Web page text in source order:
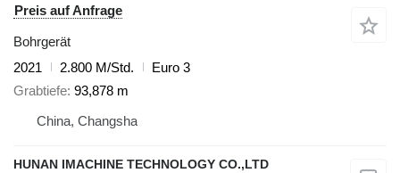
Preis auf Anfrage
Bohrgerät
2021
2.800 M/Std.
Euro 3
Grabtiefe 93,878 m
China, Changsha
HUNAN IMACHINE TECHNOLOGY CO.,LTD